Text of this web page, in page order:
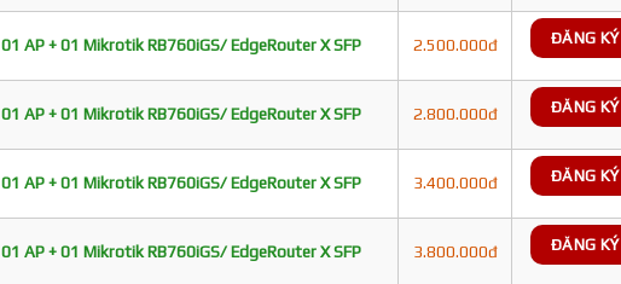
01 AP + 01 Mikrotik RB760iGS/ EdgeRouter X SFP 2.500.000đ ĐĂNG KÝ
01 AP + 01 Mikrotik RB760iGS/ EdgeRouter X SFP 2.800.000đ ĐĂNG KÝ
01 AP + 01 Mikrotik RB760iGS/ EdgeRouter X SFP 3.400.000đ ĐĂNG KÝ
01 AP + 01 Mikrotik RB760iGS/ EdgeRouter X SFP 3.800.000đ ĐĂNG KÝ